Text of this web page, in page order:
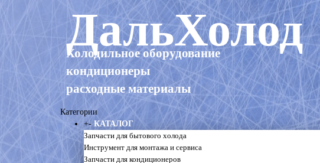
ДальХолод
Холодильное оборудование
кондиционеры
расходные материалы
Категории
+- КАТАЛОГ
Запчасти для бытового холода
Инструмент для монтажа и сервиса
Запчасти для кондиционеров